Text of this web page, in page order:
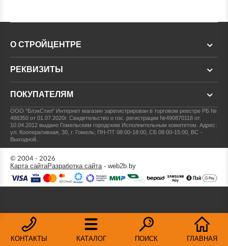
КОНТАКТЫ КАТАЛОГ ПОИСК ГЛАВНАЯ
О СТРОЙЦЕНТРЕ
РЕКВИЗИТЫ
ПОКУПАТЕЛЯМ
ООО "БлэкСтил" Интернет магазин зарегистрирован в торговом реестре РБ №
486350 от 01.07.2020г.Свидетельство о гос. регистрации №490870118 от
10.04.2012 выдано Гомельским городским Исполнительным комитетом.Адрес:
ул. Кооперативная, 30, г. Гомель; ПН-ПТ 08:00-18:00, СБ 08:00-15:00, ВС -
Выходной.
© 2004 - 2026
Карта сайтаРазработка сайта- web2b.by